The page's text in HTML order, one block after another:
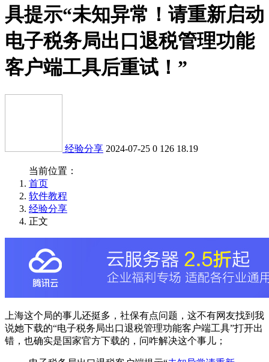
具提示“未知异常！请重新启动
电子税务局出口退税管理功能
客户端工具后重试！”
经验分享 2024-07-25 0 126 18.19
当前位置：
首页
软件教程
经验分享
正文
上海这个局的事儿还挺多，社保有点问题，这不有网友找到我
说她下载的“电子税务局出口退税管理功能客户端工具”打开出
错，也确实是国家官方下载的，问咋解决这个事儿；